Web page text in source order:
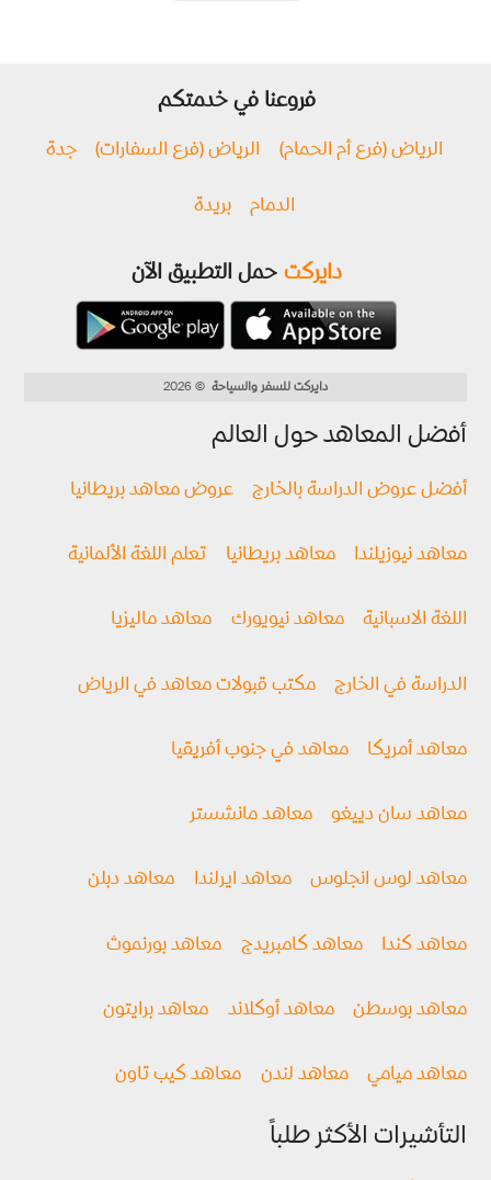
فروعنا في خدمتكم
الرياض (فرع أم الحمام) الرياض (فرع السفارات) جدة
الدمام بريدة
دايركتحمل التطبيق الآن
دايركت للسفر والسياحة © 2026
أفضل المعاهد حول العالم
أفضل عروض الدراسة بالخارج عروض معاهد بريطانيا
معاهد نيوزيلندا معاهد بريطانيا تعلم اللغة الألمانية
اللغة الاسبانية معاهد نيويورك معاهد ماليزيا
الدراسة في الخارج مكتب قبولات معاهد في الرياض
معاهد أمريكا معاهد في جنوب أفريقيا
معاهد سان دييغو معاهد مانشستر
معاهد لوس انجلوس معاهد ايرلندا معاهد دبلن
معاهد كندا معاهد كامبريدج معاهد بورنموث
معاهد بوسطن معاهد أوكلاند معاهد برايتون
معاهد ميامي معاهد لندن معاهد كيب تاون
التأشيرات الأكثر طلباً